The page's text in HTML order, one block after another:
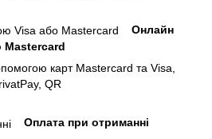
Онлайн
Mastercard
карт Mastercard та Visa,
QR
Оплата при отриманні